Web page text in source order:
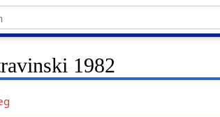
1982